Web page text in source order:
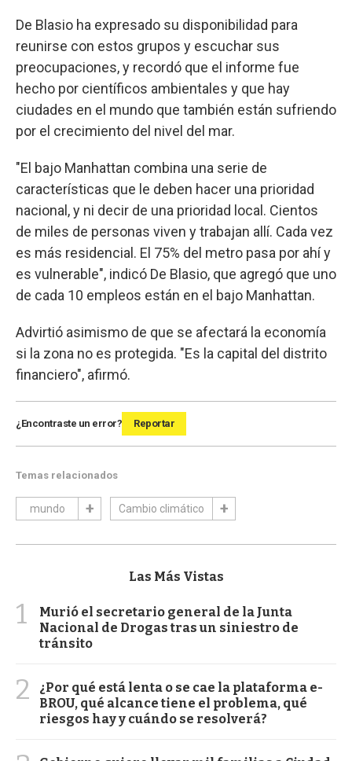
De Blasio ha expresado su disponibilidad para
reunirse con estos grupos y escuchar sus
preocupaciones, y recordó que el informe fue
hecho por científicos ambientales y que hay
ciudades en el mundo que también están sufriendo
por el crecimiento del nivel del mar.
"El bajo Manhattan combina una serie de
características que le deben hacer una prioridad
nacional, y ni decir de una prioridad local. Cientos
de miles de personas viven y trabajan allí. Cada vez
es más residencial. El 75% del metro pasa por ahí y
es vulnerable", indicó De Blasio, que agregó que uno
de cada 10 empleos están en el bajo Manhattan.
Advirtió asimismo de que se afectará la economía
si la zona no es protegida. "Es la capital del distrito
financiero", afirmó.
¿Encontraste un error? Reportar
Temas relacionados
mundo Cambio climático
Las Más Vistas
1
Murió el secretario general de la Junta
Nacional de Drogas tras un siniestro de
tránsito
2
¿Por qué está lenta o se cae la plataforma e-
BROU, qué alcance tiene el problema, qué
riesgos hay y cuándo se resolverá?